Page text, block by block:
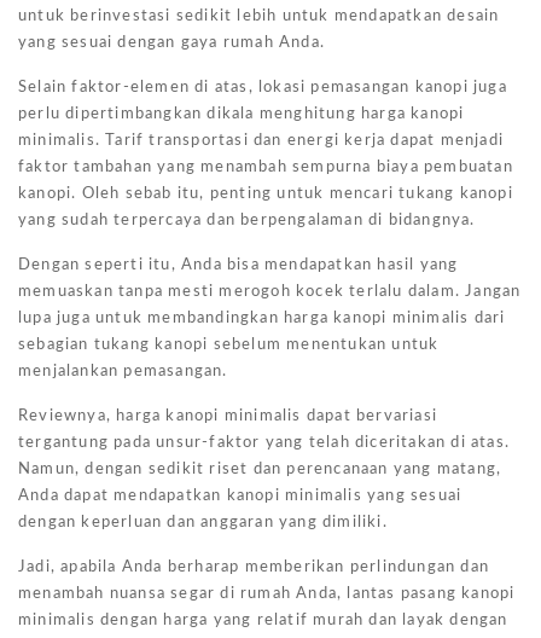
untuk berinvestasi sedikit lebih untuk mendapatkan desain
yang sesuai dengan gaya rumah Anda.
Selain faktor-elemen di atas, lokasi pemasangan kanopi juga
perlu dipertimbangkan dikala menghitung harga kanopi
minimalis. Tarif transportasi dan energi kerja dapat menjadi
faktor tambahan yang menambah sempurna biaya pembuatan
kanopi. Oleh sebab itu, penting untuk mencari tukang kanopi
yang sudah terpercaya dan berpengalaman di bidangnya.
Dengan seperti itu, Anda bisa mendapatkan hasil yang
memuaskan tanpa mesti merogoh kocek terlalu dalam. Jangan
lupa juga untuk membandingkan harga kanopi minimalis dari
sebagian tukang kanopi sebelum menentukan untuk
menjalankan pemasangan.
Reviewnya, harga kanopi minimalis dapat bervariasi
tergantung pada unsur-faktor yang telah diceritakan di atas.
Namun, dengan sedikit riset dan perencanaan yang matang,
Anda dapat mendapatkan kanopi minimalis yang sesuai
dengan keperluan dan anggaran yang dimiliki.
Jadi, apabila Anda berharap memberikan perlindungan dan
menambah nuansa segar di rumah Anda, lantas pasang kanopi
minimalis dengan harga yang relatif murah dan layak dengan